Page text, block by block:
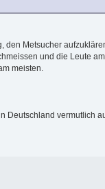
Metsucher
und die Leute
meisten.
vermutlich